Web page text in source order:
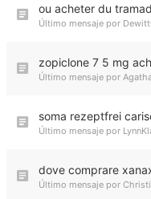
ou acheter du
Último mensaje por
zopiclone 7 5 mg
Último mensaje por
soma rezeptfrei
Último mensaje por
dove comprare
Último mensaje por